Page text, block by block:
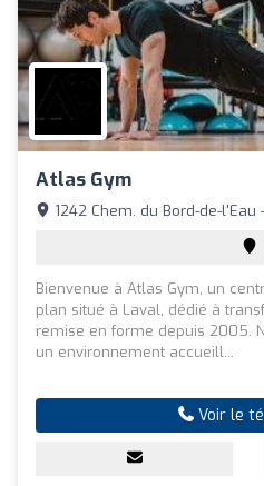
Atlas Gym
1242 Chem. du Bord-de-l'Eau
Bienvenue à Atlas Gym, un
plan situé à Laval, dédié à
remise en forme depuis 2005.
un environnement accueill...
Voir le